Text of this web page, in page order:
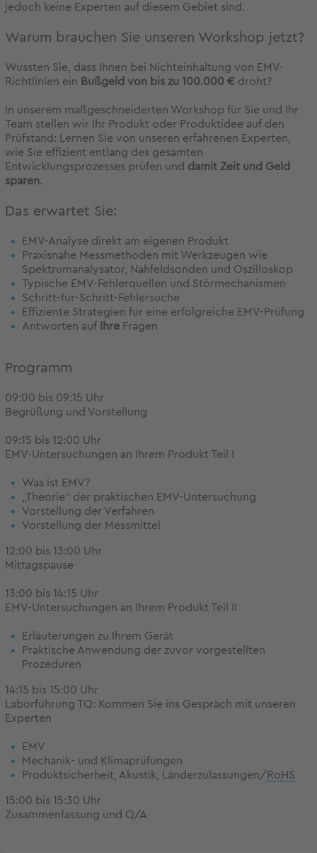
jedoch keine Experten auf diesem Gebiet sind.
Warum brauchen Sie unseren Workshop jetzt?
Wussten Sie, dass Ihnen bei Nichteinhaltung von EMV-
Richtlinien ein Bußgeld von bis zu 100.000 € droht?
In unserem maßgeschneiderten Workshop für Sie und Ihr
Team stellen wir Ihr Produkt oder Produktidee auf den
Prüfstand: Lernen Sie von unseren erfahrenen Experten,
wie Sie effizient entlang des gesamten
Entwicklungsprozesses prüfen und damit Zeit und Geld
sparen.
Das erwartet Sie:
EMV-Analyse direkt am eigenen Produkt
Praxisnahe Messmethoden mit Werkzeugen wie
Spektrumanalysator, Nahfeldsonden und Oszilloskop
Typische EMV-Fehlerquellen und Störmechanismen
Schritt-für-Schritt-Fehlersuche
Effiziente Strategien für eine erfolgreiche EMV-Prüfung
Antworten auf
Ihre Fragen
Programm
09:00 bis 09:15 Uhr
Begrüßung und Vorstellung
09:15 bis 12:00 Uhr
EMV-Untersuchungen an Ihrem Produkt Teil I
Was ist EMV?
„Theorie“ der praktischen EMV-Untersuchung
Vorstellung der Verfahren
Vorstellung der Messmittel
12:00 bis 13:00 Uhr
Mittagspause
13:00 bis 14:15 Uhr
EMV-Untersuchungen an Ihrem Produkt Teil II
Erläuterungen zu Ihrem Gerät
Praktische Anwendung der zuvor vorgestellten
Prozeduren
14:15 bis 15:00 Uhr
Laborführung TQ: Kommen Sie ins Gespräch mit unseren
Experten
EMV
Mechanik- und Klimaprüfungen
Produktsicherheit, Akustik, Länderzulassungen/ RoHS
15:00 bis 15:30 Uhr
Zusammenfassung und Q/A